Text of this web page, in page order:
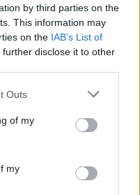
by third parties on the
This information may
on the IAB’s List of
further disclose it to other
one or more Google
You may click to
its third-party tags to
in below Google
Outs
of my
my
szenvedek,már
és
az ízmaim.